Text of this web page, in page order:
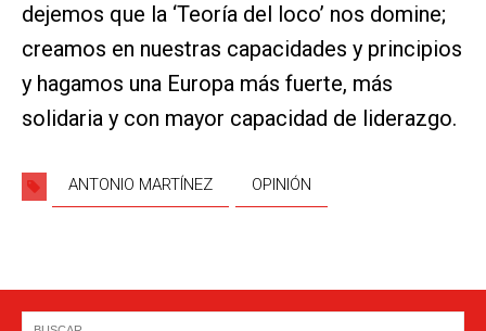
dejemos que la ‘Teoría del loco’ nos domine;
creamos en nuestras capacidades y principios
y hagamos una Europa más fuerte, más
solidaria y con mayor capacidad de liderazgo.
ANTONIO MARTÍNEZ OPINIÓN